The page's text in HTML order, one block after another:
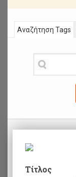
Αναζήτηση Tags
Τίτλος